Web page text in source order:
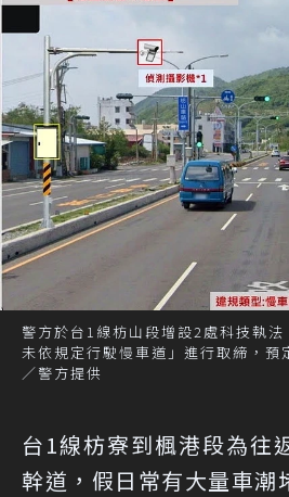
警方於台1線枋山段增設2處科技執
未依規定行駛慢車道」進行取締，預
／警方提供
台1線枋寮到楓港段為往
幹道，假日常有大量車潮